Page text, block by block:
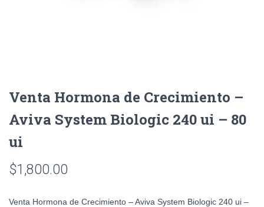
Venta Hormona de Crecimiento –
Aviva System Biologic 240 ui – 80
ui
$1,800.00
Venta Hormona de Crecimiento – Aviva System Biologic 240 ui –